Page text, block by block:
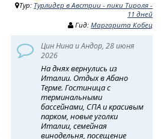
Тур: Турлидер в Австрии - пики Тироля -
11 дней
Гид:Маргарита Кобец
Цин Нина и Андор, 28 июня
2026
На днях вернулись из
Италии. Отдых в Абано
Терме. Гостиница с
терминальными
бассейнами, СПА и красивым
парком, новые уголки
Италии, семейная
винодельня, посещение